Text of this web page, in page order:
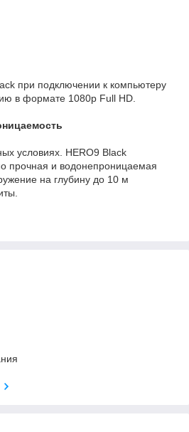
при подключении к компьютеру
в формате 1080p Full HD.
условиях. HERO9 Black
прочная и водонепроницаемая
на глубину до 10 м